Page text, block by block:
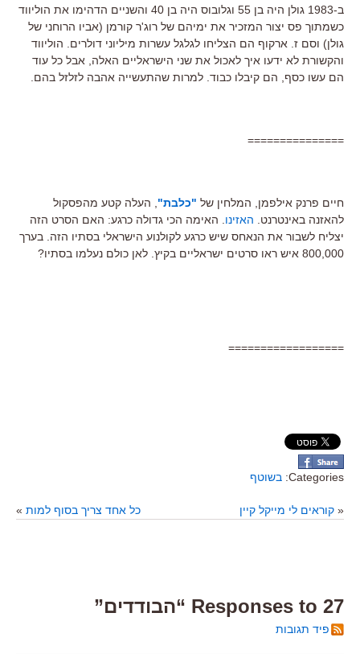
ב-1983 גולן היה בן 55 וגלובוס היה בן 40 והשניים הדהימו את הוליווד
כשמתוך פס יצור המזכיר את ימיהם של רוג'ר קורמן (אביו הרוחני של
גולן) וסם ז. ארקוף הם הצליחו לגלגל עשרות מיליוני דולרים. הוליווד
והקשורת לא ידעו איך לאכול את שני הישראליים האלה, אבל כל עוד
הם עשו כסף, הם קיבלו כבוד. למרות שהתעשייה אהבה לזלזל בהם.
===============
חיים פרנק אילפמן, המלחין של "כלבת" , העלה קטע מהפסקול
להאזנה באינטרנט. האזינו . האימה הכי גדולה כרגע: האם הסרט הזה
יצליח לשבור את הנאחס שיש כרגע לקולנוע הישראלי בסתיו הזה. בערך
800,000 איש ראו סרטים ישראליים בקיץ. לאן כולם נעלמו בסתיו?
==================
Categories: בשוטף
« קוראים לי מייקל קיין כל אחד צריך בסוף למות »
27 Responses to “הבודדים”
פיד תגובות